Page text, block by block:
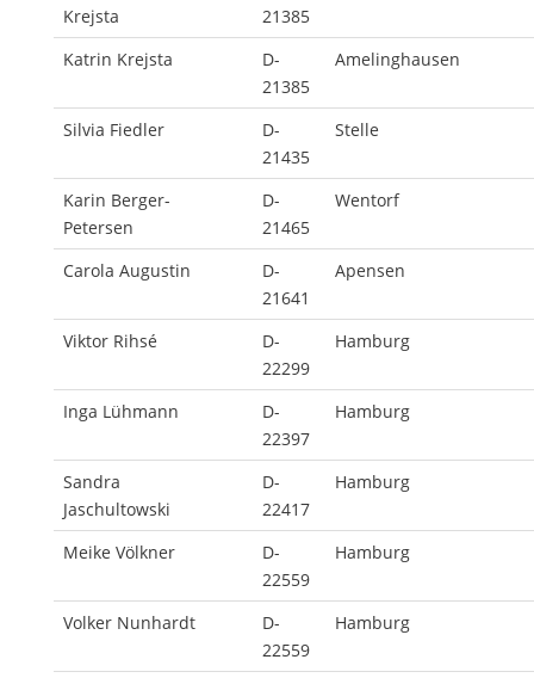
Krejsta
21385
Katrin Krejsta
D-
21385
Amelinghausen
Silvia Fiedler
D-
21435
Stelle
Karin Berger-
Petersen
D-
21465
Wentorf
Carola Augustin
D-
21641
Apensen
Viktor Rihsé
D-
22299
Hamburg
Inga Lühmann
D-
22397
Hamburg
Sandra
Jaschultowski
D-
22417
Hamburg
Meike Völkner
D-
22559
Hamburg
Volker Nunhardt
D-
22559
Hamburg